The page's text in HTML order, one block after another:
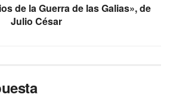
de la Guerra de las Galias», de
Julio César